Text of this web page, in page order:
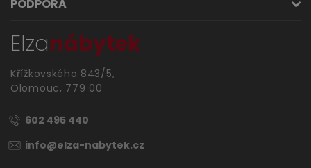
PODPORA
Elzanábytek
Křížkovského 843/5,
Olomouc, 779 00
602 495 440
info@elza-nabytek.cz